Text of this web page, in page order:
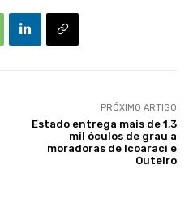
PRÓXIMO ARTIGO
Estado entrega mais de 1,3
mil óculos de grau a
moradoras de Icoaraci e
Outeiro